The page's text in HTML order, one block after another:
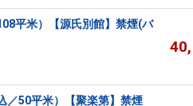
平米）【源氏別館】禁煙(バ
／50平米）【聚楽第】禁煙